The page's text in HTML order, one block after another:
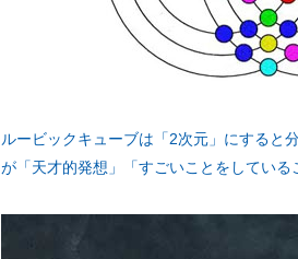
ルービックキューブは「2次元」にする
が「天才的発想」「すごいことをしている